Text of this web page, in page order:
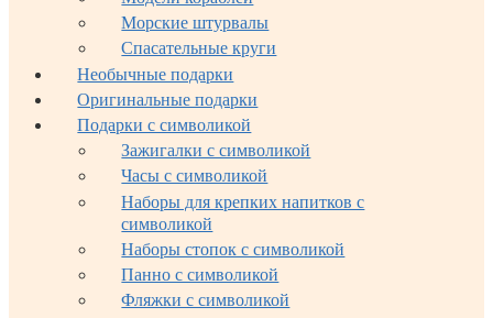
Морские штурвалы
Спасательные круги
Необычные подарки
Оригинальные подарки
Подарки с символикой
Зажигалки с символикой
Часы с символикой
Наборы для крепких напитков с
символикой
Наборы стопок с символикой
Панно с символикой
Фляжки с символикой